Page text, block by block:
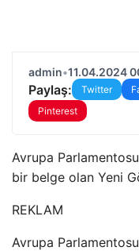
admin•11.04.2024
Paylaş: Twitter
Pinterest
Avrupa
bir belge olan Yeni
REKLAM
Avrupa